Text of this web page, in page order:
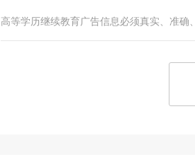
高等学历继续教育广告信息必须真实、准确